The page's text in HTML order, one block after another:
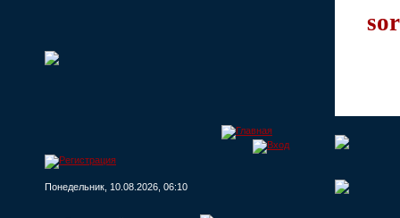
Понедельник, 10.08.2026, 06:10